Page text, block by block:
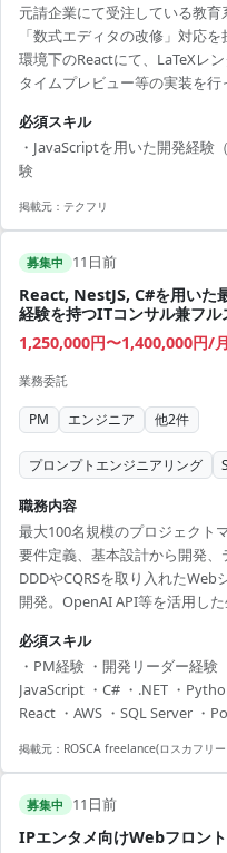
元請企業にて受注している教
「数式エディタの改修」対応
環境下のReactにて、LaTeXレ
タイムプレビュー等の実装を
React環境でのLaTeXレンダリ
実装 ・基本設計、詳細設計、
は面談時にお伝えします。 要素
AWS(PostgreSQL、DynamoDB
必須スキル
・JavaScriptを用いた開発経験
験
掲載元： テクフリ
募集中 11日前
React, NestJS, C#を用いた
経験を持つITコンサル兼フ
1,250,000円〜1,400,000円/月
業務委託
PM エンジニア 他2件
プロンプトエンジニアリング
職務内容
最大100名規模のプロジェクト
要件定義、基本設計から開発、
DDDやCQRSを取り入れたWeb
開発。OpenAI API等を活用し
必須スキル
・PM経験 ・開発リーダー経験
JavaScript ・C# ・.NET ・
React ・AWS ・SQL Server ・
掲載元： ROSCA freelance(ロスカフリ
募集中 11日前
IPエンタメ向けWebフロン